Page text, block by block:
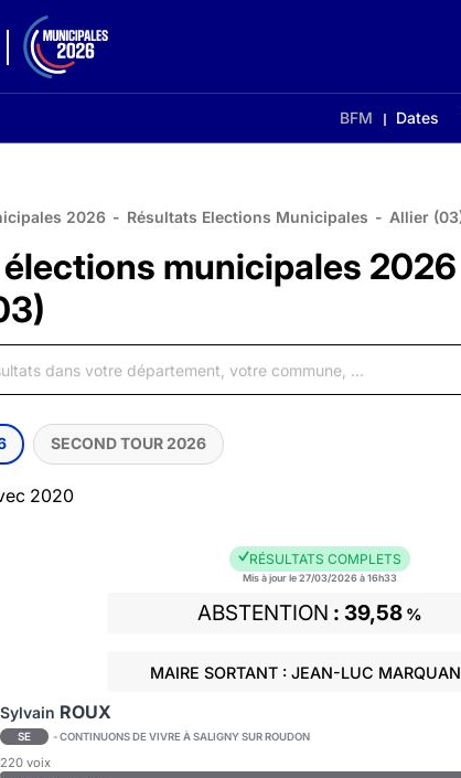
BFM Dates
2026 - Résultats Elections Municipales - Allier
municipales
SECOND TOUR 2026
2020
RÉSULTATS COMPLETS
Mis à jour le 27/03/2026 à 16h33
ABSTENTION 39,58 %
MAIRE SORTANT : JEAN-LUC
Sylvain ROUX
SE - CONTINUONS DE VIVRE À SALIGNY SUR ROUDON
220 voix